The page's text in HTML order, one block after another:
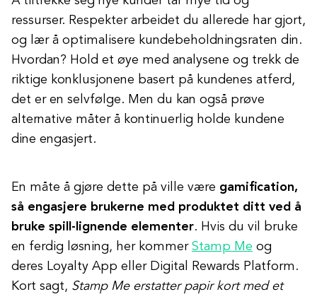
ressurser. Respekter arbeidet du allerede har gjort,
og lær å optimalisere kundebeholdningsraten din.
Hvordan? Hold et øye med analysene og trekk de
riktige konklusjonene basert på kundenes atferd,
det er en selvfølge. Men du kan også prøve
alternative måter å kontinuerlig holde kundene
dine engasjert.
En måte å gjøre dette på ville være gamification,
så engasjere brukerne med produktet ditt ved å
bruke spill-lignende elementer. Hvis du vil bruke
en ferdig løsning, her kommer Stamp Me og
deres Loyalty App eller Digital Rewards Platform.
Kort sagt, Stamp Me erstatter papir kort med et